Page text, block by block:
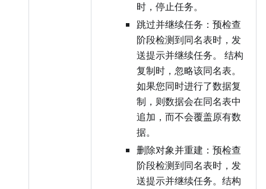
时，停止任务。
跳过并继续任务：预检查
阶段检测到同名表时，发
送提示并继续任务。 结构
复制时，忽略该同名表。
如果您同时进行了数据复
制，则数据会在同名表中
追加，而不会覆盖原有数
据。
删除对象并重建：预检查
阶段检测到同名表时，发
送提示并继续任务。结构